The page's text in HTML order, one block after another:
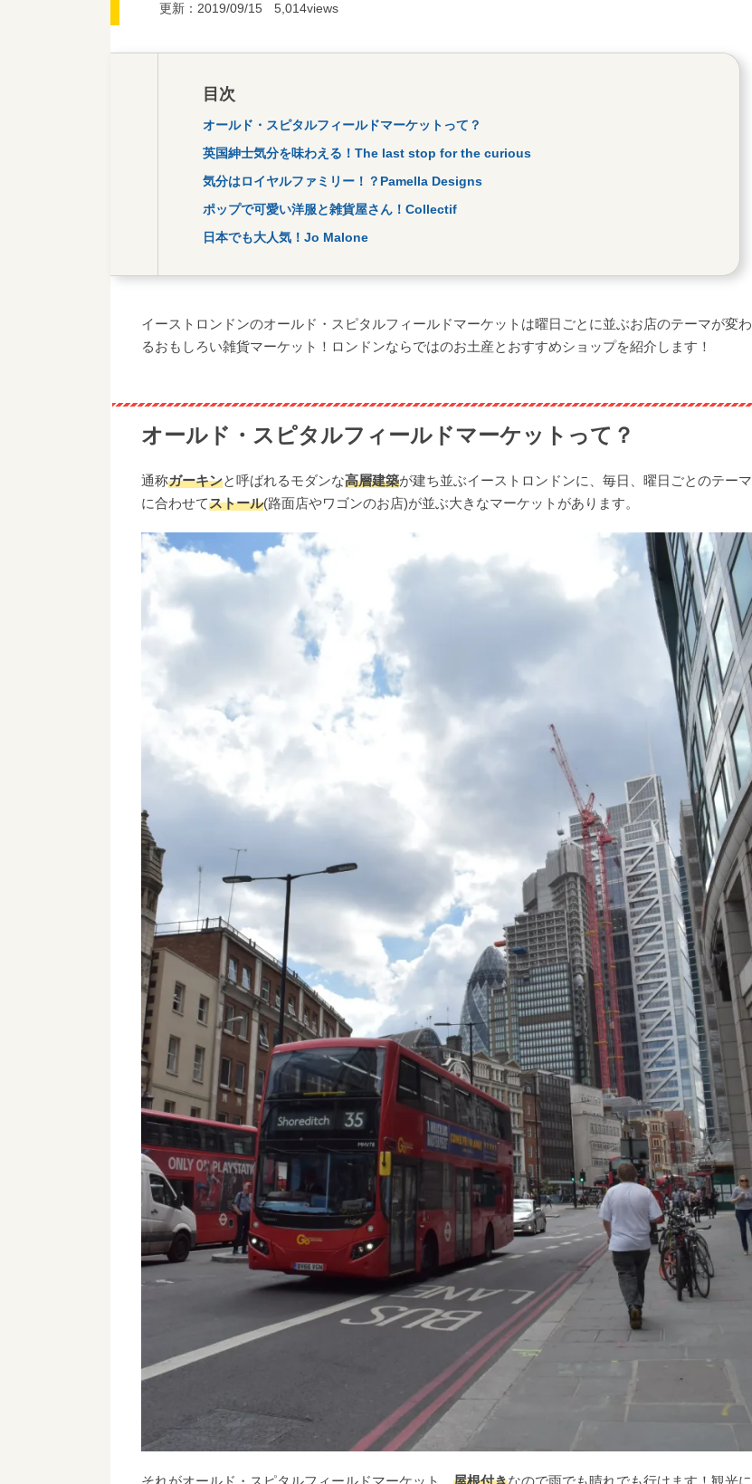
更新：2019/09/15 5,014views
目次
オールド・スピタルフィールドマーケットって？
英国紳士気分を味わえる！The last stop for the curious
気分はロイヤルファミリー！？Pamella Designs
ポップで可愛い洋服と雑貨屋さん！Collectif
日本でも大人気！Jo Malone
イーストロンドンのオールド・スピタルフィールドマーケットは曜日ごとに並ぶお店のテーマが変わ
るおもしろい雑貨マーケット！ロンドンならではのお土産とおすすめショップを紹介します！
オールド・スピタルフィールドマーケットって？
通称ガーキンと呼ばれるモダンな高層建築が建ち並ぶイーストロンドンに、毎日、曜日ごとのテーマ
に合わせてストール(路面店やワゴンのお店)が並ぶ大きなマーケットがあります。
それがオールド・スピタルフィールドマーケット。 屋根付きなので雨でも晴れでも行けます！観光に